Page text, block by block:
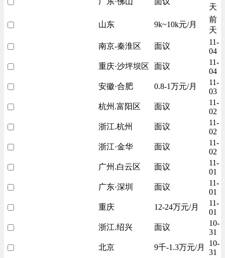
天
山东 9k~10k元/月
前
天
南京-秦淮区
面议
11-
04
重庆·沙坪坝区
面议
11-
04
安徽·合肥
0.8-1万元/月
11-
03
杭州.富阳区
面议
11-
02
浙江.杭州
面议
11-
02
浙江·金华
面议
11-
02
广州.白云区
面议
11-
01
广东·深圳
面议
11-
01
重庆
12-24万元/月
11-
01
浙江.绍兴
面议
10-
31
北京
9千-1.3万元/月
10-
31